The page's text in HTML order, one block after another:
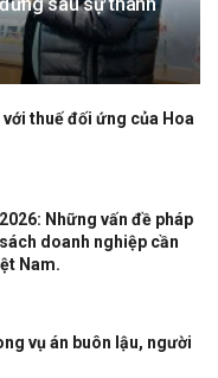
thuế đối ứng của Hoa
Những vấn đề pháp
doanh nghiệp cần
Nam.
vụ án buôn lậu, người